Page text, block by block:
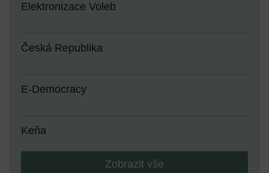
Elektronizace Voleb
Česká Republika
E-Democracy
Keňa
Zobrazit vše